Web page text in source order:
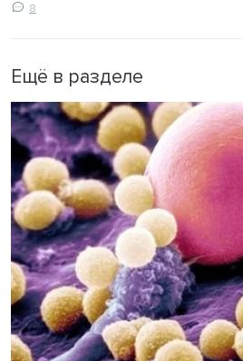
8
Ещё в разделе